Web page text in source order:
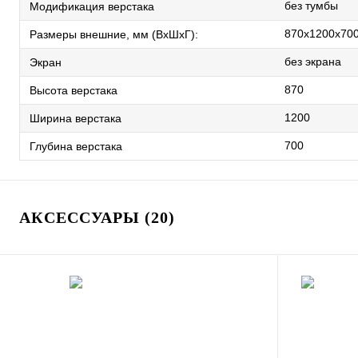
Модификация верстака без тумбы
Размеры внешние, мм (ВхШхГ):
Экран без экрана
Высота верстака 870
Ширина верстака 1200
Глубина верстака 700
АКСЕССУАРЫ (20)